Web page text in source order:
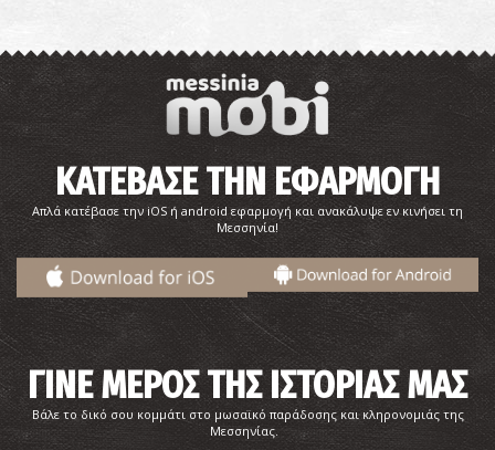
ΚΑΤΕΒΑΣΕ ΤΗΝ ΕΦΑΡΜΟΓΗ
Απλά κατέβασε την iOS ή android εφαρμογή και ανακάλυψε εν κινήσει τη
Μεσσηνία!
ΓΙΝΕ ΜΕΡΟΣ ΤΗΣ ΙΣΤΟΡΙΑΣ ΜΑΣ
Βάλε το δικό σου κομμάτι στο μωσαϊκό παράδοσης και κληρονομιάς της
Μεσσηνίας.